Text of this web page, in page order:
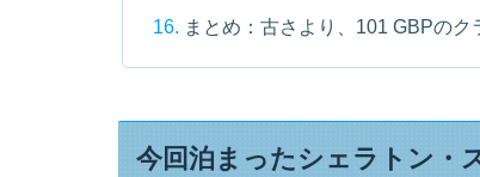
まとめ：古さより、101 GBPの
今回泊まったシェラトン・